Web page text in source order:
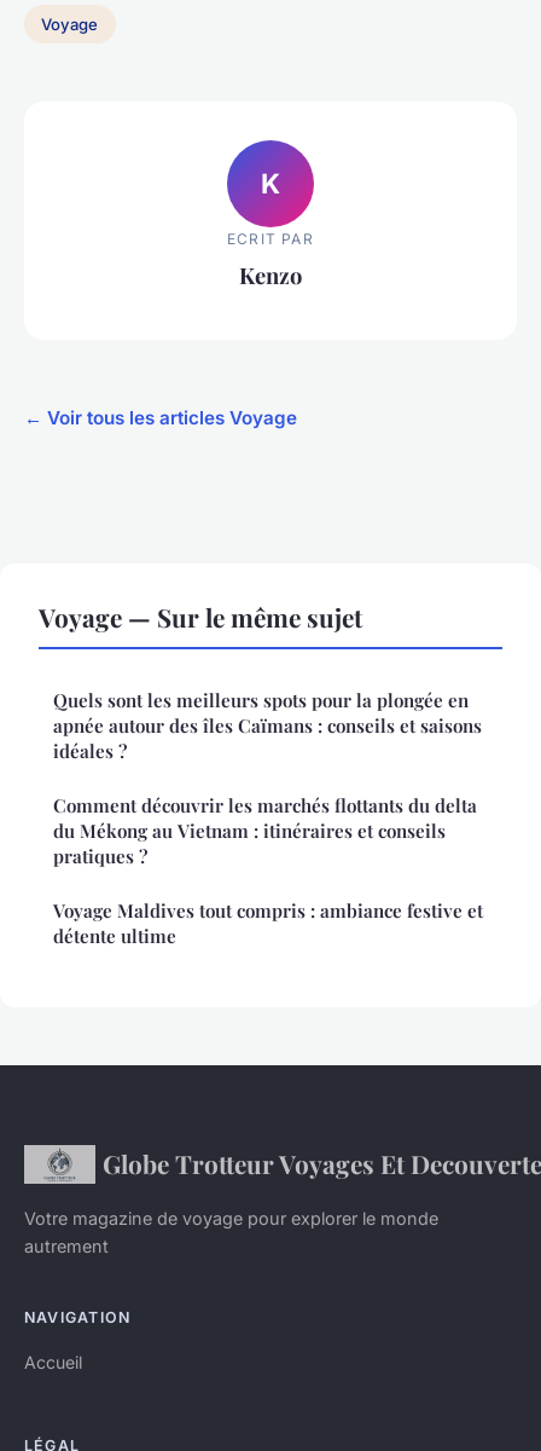
Voyage
K
ECRIT PAR
Kenzo
← Voir tous les articles Voyage
Voyage — Sur le même sujet
Quels sont les meilleurs spots pour la plongée en
apnée autour des îles Caïmans : conseils et saisons
idéales ?
Comment découvrir les marchés flottants du delta
du Mékong au Vietnam : itinéraires et conseils
pratiques ?
Voyage Maldives tout compris : ambiance festive et
détente ultime
Globe Trotteur Voyages Et
Votre magazine de voyage pour explorer le monde
autrement
NAVIGATION
Accueil
LÉGAL